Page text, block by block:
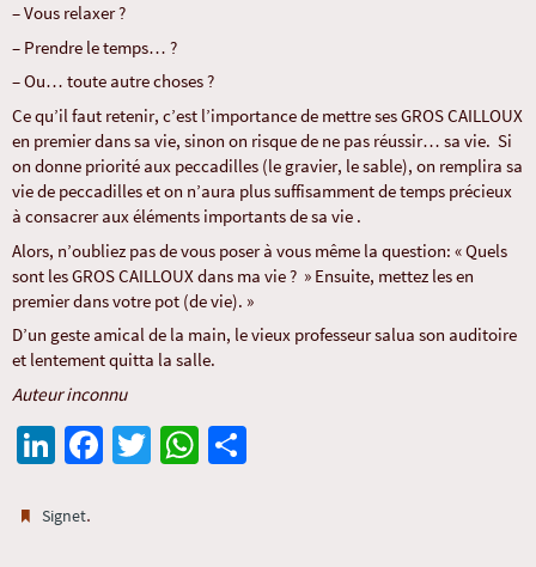
– Vous relaxer ?
– Prendre le temps… ?
– Ou… toute autre choses ?
Ce qu’il faut retenir, c’est l’importance de mettre ses GROS CAILLOUX
en premier dans sa vie, sinon on risque de ne pas réussir… sa vie. Si
on donne priorité aux peccadilles (le gravier, le sable), on remplira sa
vie de peccadilles et on n’aura plus suffisamment de temps précieux
à consacrer aux éléments importants de sa vie .
Alors, n’oubliez pas de vous poser à vous même la question: « Quels
sont les GROS CAILLOUX dans ma vie ? » Ensuite, mettez les en
premier dans votre pot (de vie). »
D’un geste amical de la main, le vieux professeur salua son auditoire
et lentement quitta la salle.
Auteur inconnu
Li
ke
Fa T
W
Signet.